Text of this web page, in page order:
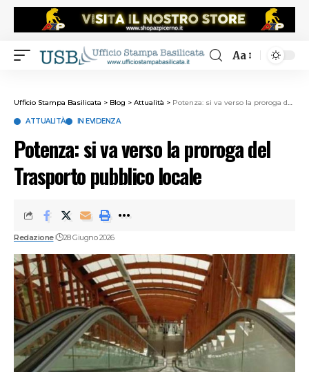
Aa
Ufficio Stampa Basilicata > Blog > Attualità > Potenza: si va verso la proroga del Trasporto pubblico locale
ATTUALITÀ IN EVIDENZA
Potenza: si va verso la proroga del
Trasporto pubblico locale
Redazione 28 Giugno 2026